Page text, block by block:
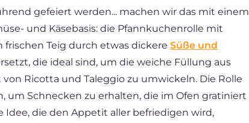
gefeiert werden... machen wir das mit einem
und Käsebasis: die Pfannkuchenrolle mit
Teig durch etwas dickere Süße und
die ideal sind, um die weiche Füllung aus
Ricotta und Taleggio zu umwickeln. Die Rolle
um Schnecken zu erhalten, die im Ofen gratiniert
Idee, die den Appetit aller befriedigen wird,